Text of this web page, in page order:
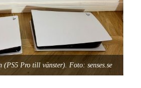
(PS5 Pro till vänster). Foto: senses.se